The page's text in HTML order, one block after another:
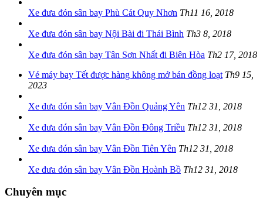
Xe đưa đón sân bay Phù Cát Quy Nhơn Th11 16, 2018
Xe đưa đón sân bay Nội Bài đi Thái Bình Th3 8, 2018
Xe đưa đón sân bay Tân Sơn Nhất đi Biên Hòa Th2 17, 2018
Vé máy bay Tết được hàng không mở bán đồng loạt Th9 15,
2023
Xe đưa đón sân bay Vân Đồn Quảng Yên Th12 31, 2018
Xe đưa đón sân bay Vân Đồn Đông Triều Th12 31, 2018
Xe đưa đón sân bay Vân Đồn Tiên Yên Th12 31, 2018
Xe đưa đón sân bay Vân Đồn Hoành Bồ Th12 31, 2018
Chuyên mục